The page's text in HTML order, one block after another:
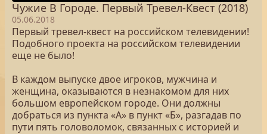
Чужие В Городе. Первый Тревел-Квест (2018)
05.06.2018
Первый тревел-квест на российском телевидении!
Подобного проекта на российском телевидении
еще не было!
В каждом выпуске двое игроков, мужчина и
женщина, оказываются в незнакомом для них
большом европейском городе. Они должны
добраться из пункта «А» в пункт «Б», разгадав по
пути пять головоломок, связанных с историей и